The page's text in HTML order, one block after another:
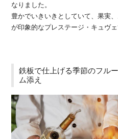
なりました。
豊かでいきいきとしていて、果実
が印象的なプレステージ・キュヴェ
鉄板で仕上げる季節のフル
ム添え